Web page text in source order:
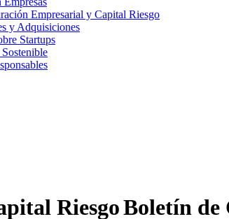
Empresarial y Capital Riesgo
y Adquisiciones
Startups
RiesgoBoletín de